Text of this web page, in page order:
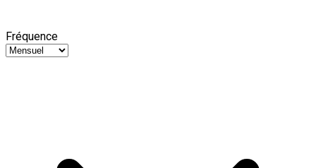
Fréquence